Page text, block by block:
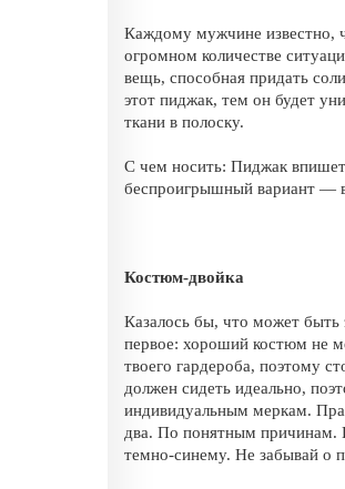
Каждому мужчине известно,
огромном количестве
вещь, способная придать
этот пиджак, тем он будет
ткани в полоску.
С чем носить: Пиджак
беспроигрышный вариант —
Костюм-двойка
Казалось бы, что может быть
первое: хороший костюм не
твоего гардероба, поэтому
должен сидеть идеально,
индивидуальным меркам.
два. По понятным причинам.
темно-синему. Не забывай о